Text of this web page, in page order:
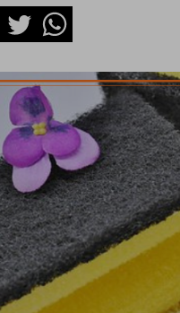
TwitterWhatsapp